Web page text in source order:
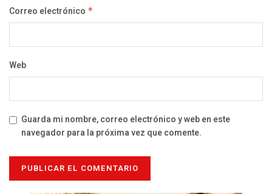
Correo electrónico *
Web
Guarda mi nombre, correo electrónico y web en este
navegador para la próxima vez que comente.